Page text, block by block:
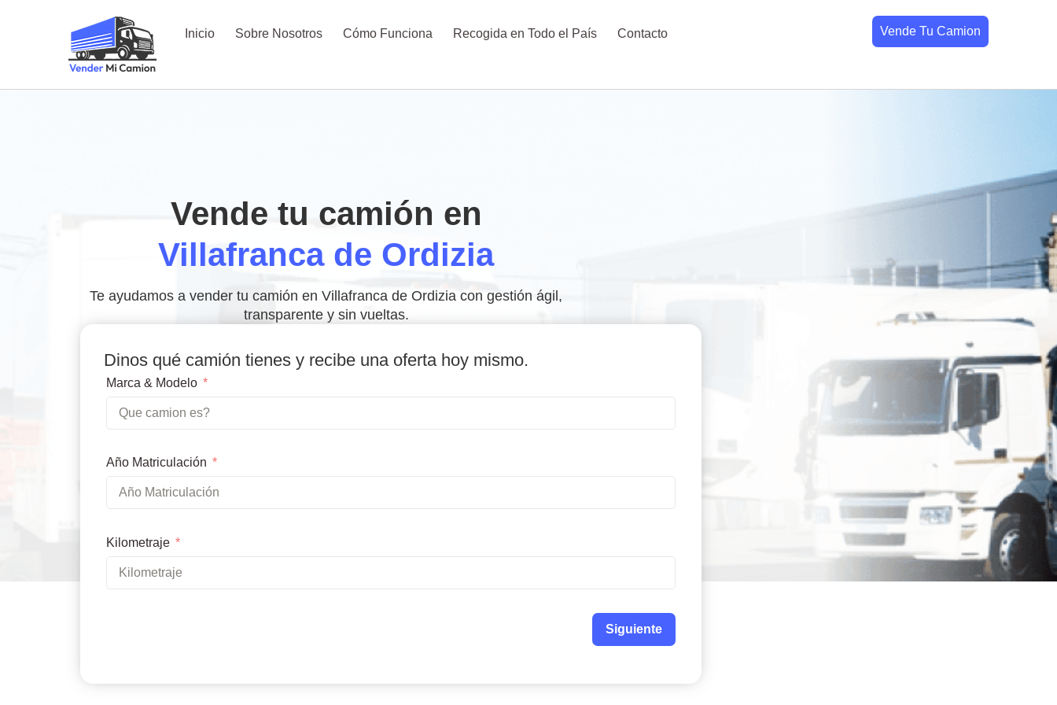
Inicio Sobre Nosotros Cómo Funciona Recogida en Todo el País Contacto Vende Tu Camion
Vende tu camión en
Villafranca de Ordizia
Te ayudamos a vender tu camión en Villafranca de Ordizia con gestión ágil,
transparente y sin vueltas.
Dinos qué camión tienes y recibe una oferta hoy mismo.
Marca & Modelo
Año Matriculación
Kilometraje
Siguiente